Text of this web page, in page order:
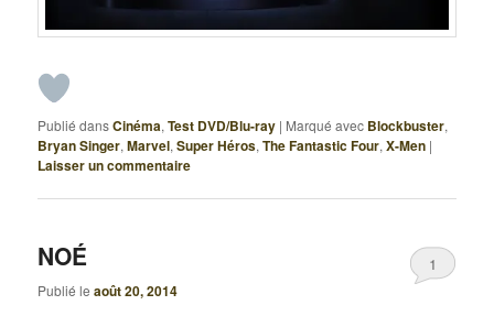
Publié dansCinéma,Test DVD/Blu-ray | Marqué avec Blockbuster,
Bryan Singer,Marvel,Super Héros,The Fantastic Four,X-Men |
Laisser un commentaire
NOÉ
Publié leaoût 20, 2014
1